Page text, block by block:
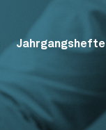
Jahrgangshefte